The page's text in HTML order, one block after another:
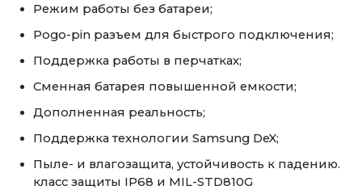
Режим работы без батареи;
Pogo-pin разъем для быстрого подключения;
Поддержка работы в перчатках;
Сменная батарея повышенной емкости;
Дополненная реальность;
Поддержка технологии Samsung DeX;
Пыле- и влагозащита, устойчивость к падению.
класс защиты IP68 и MIL-STD810G